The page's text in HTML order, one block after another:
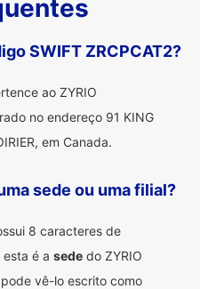
SWIFT ZRCPCAT2?
ao ZYRIO
no endereço 91 KING
em Canada.
sede ou uma filial?
8 caracteres de
é a sede do ZYRIO
pode vê-lo escrito como